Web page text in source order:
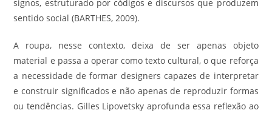
signos, estruturado por códigos e discursos que produzem
sentido social (BARTHES, 2009).
A roupa, nesse contexto, deixa de ser apenas objeto
material e passa a operar como texto cultural, o que reforça
a necessidade de formar designers capazes de interpretar
e construir significados e não apenas de reproduzir formas
ou tendências. Gilles Lipovetsky aprofunda essa reflexão ao